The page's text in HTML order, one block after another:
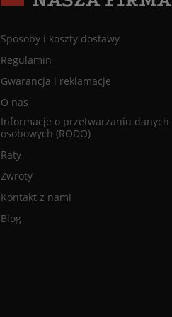
Sposoby i koszty dostawy
Regulamin
Gwarancja i reklamacje
O nas
Informacje o przetwarzaniu danych
osobowych (RODO)
Raty
Zwroty
Kontakt z nami
Blog